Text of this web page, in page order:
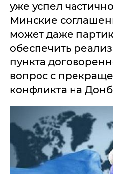
уже успел
Минские
может даже
обеспечить
пункта
вопрос с
конфликта на